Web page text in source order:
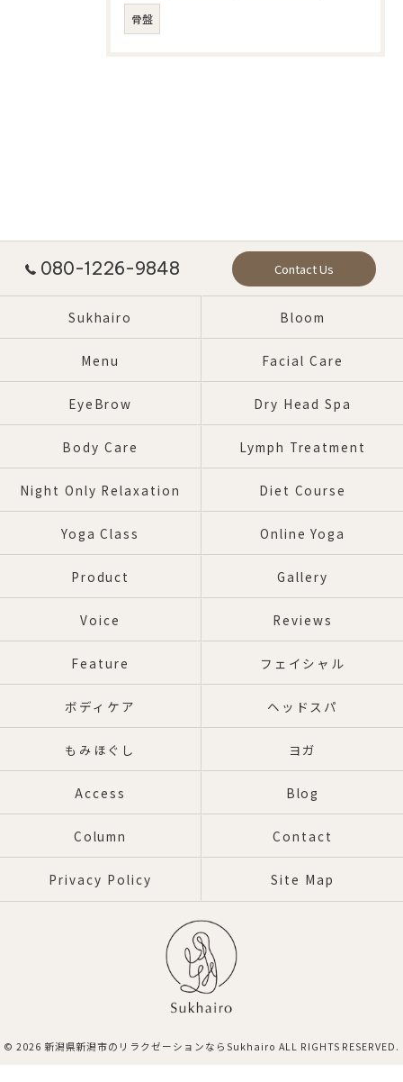
骨盤
080-1226-9848 Contact Us
Sukhairo Bloom
Menu Facial Care
EyeBrow Dry Head Spa
Body Care Lymph Treatment
Night Only Relaxation Diet Course
Yoga Class Online Yoga
Product Gallery
Voice Reviews
Feature フェイシャル
ボディケア ヘッドスパ
もみほぐし ヨガ
Access Blog
Column Contact
Privacy Policy Site Map
© 2026 新潟県新潟市のリラクゼーションならSukhairo ALL RIGHTS RESERVED.